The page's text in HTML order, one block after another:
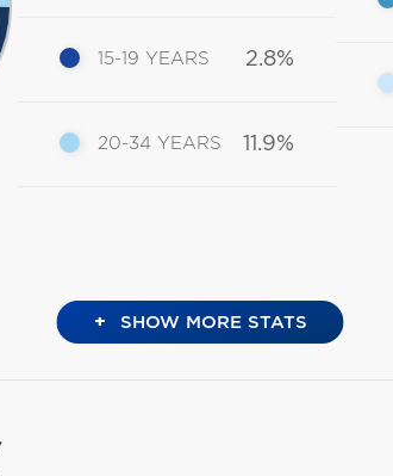
15-19 YEARS 2.8%
20-34 YEARS 11.9%
+ SHOW MORE STATS